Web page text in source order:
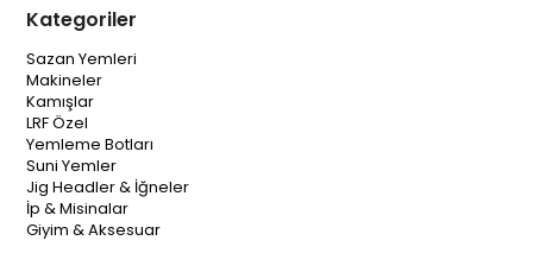
Kategoriler
Sazan Yemleri
Makineler
Kamışlar
LRF Özel
Yemleme Botları
Suni Yemler
Jig Headler & İğneler
İp & Misinalar
Giyim & Aksesuar